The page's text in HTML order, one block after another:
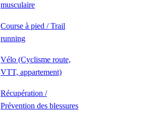
musculaire
Course à pied / Trail
running
Vélo (Cyclisme route,
VTT, appartement)
Récupération /
Prévention des blessures